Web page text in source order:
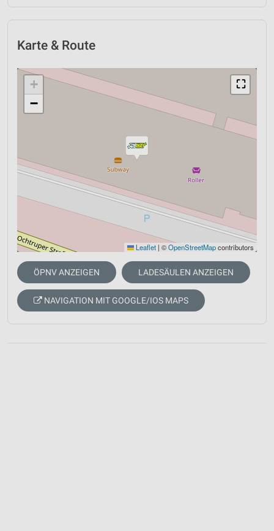
Karte & Route
⛶
+
−
Leaflet | ©OpenStreetMapcontributors
ÖPNV ANZEIGEN LADESÄULEN ANZEIGEN
NAVIGATION MIT GOOGLE/IOS MAPS